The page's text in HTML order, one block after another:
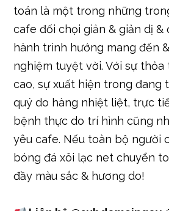
toán là một trong những
cafe đối chọi giản & giản dị
hành trình hướng mang đến
nghiệm tuyệt vời. Với sự
cao, sự xuất hiện trong
quý do hàng nhiệt liệt, trực
bệnh thực do trí hình cũng
yêu cafe. Nếu toàn bộ người
bóng đá xôi lạc net chuyển
đầy màu sắc & hương do!